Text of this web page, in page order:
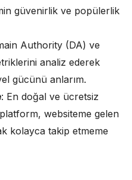
güvenirlik ve popülerlik
Authority (DA) ve
analiz ederek
gücünü anlarım.
: En doğal ve ücretsiz
websiteme gelen
kolayca takip etmeme